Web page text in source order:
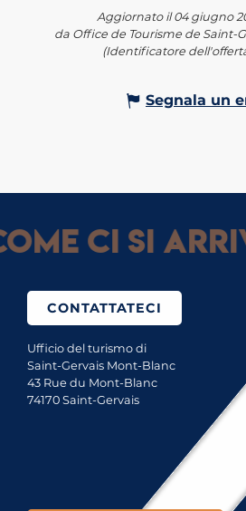
Aggiornato il 04 giugno
da Office de Tourisme de Saint-
(Identificatore
Segnala un
ci si
CONTATTATECI
Ufficio del turismo di
Saint-Gervais Mont-Blanc
43 Rue du Mont-Blanc
74170 Saint-Gervais